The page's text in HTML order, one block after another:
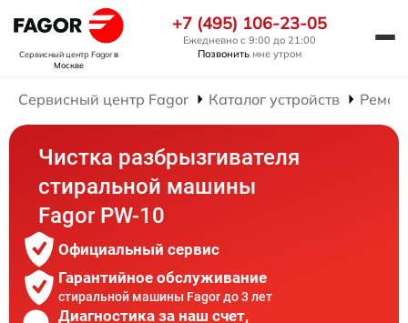
Сервисный центр Fagorв
Москве
+7 (495) 106-23-05
Ежедневно с 9:00 до 21:00
Позвонить мне утром
Сервисный центр Fagor Каталог устройств
Чистка разбрызгивателя
стиральной машины
Fagor PW-10
Официальный сервис
Гарантийное обслуживание
стиральной машины Fagor до 3 лет
Диагностика за наш счет,